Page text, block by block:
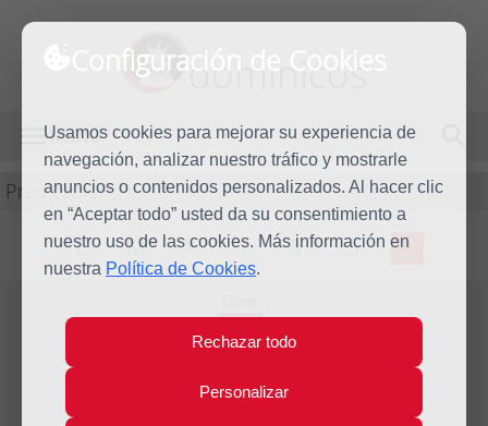
Configuración de Cookies
Usamos cookies para mejorar su experiencia de
navegación, analizar nuestro tráfico y mostrarle
anuncios o contenidos personalizados. Al hacer clic
en “Aceptar todo” usted da su consentimiento a
nuestro uso de las cookies. Más información en
nuestra Política de Cookies.
Rechazar todo
Personalizar
dominicos
MENÚ
Predicación
L M X J V S D
4
Dic